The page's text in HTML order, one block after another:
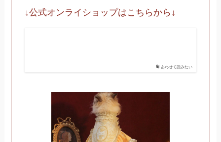
↓公式オンライショップはこちらから↓
あわせて読みたい